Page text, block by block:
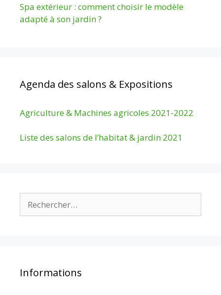
Spa extérieur : comment choisir le modèle
adapté à son jardin ?
Agenda des salons & Expositions
Agriculture & Machines agricoles 2021-2022
Liste des salons de l’habitat & jardin 2021
Informations